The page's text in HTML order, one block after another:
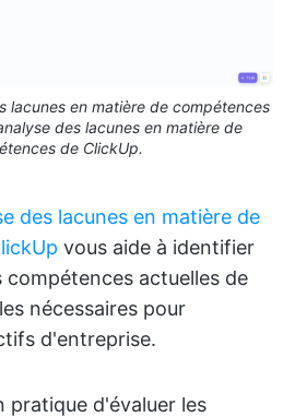
lacunes en matière de compétences
des lacunes en matière de
de ClickUp.
des lacunes en matière de
vous aide à identifier
compétences actuelles de
nécessaires pour
d'entreprise.
pratique d'évaluer les